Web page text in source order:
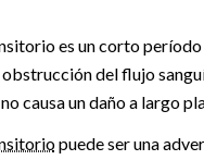
es un corto
del flujo
causa un daño a largo
puede ser una